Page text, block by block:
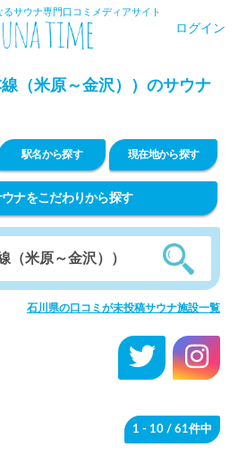
サウナ専門口コミメディアサイト
ログイン
（米原～金沢））のサウナ
駅名から探す 現在地から探す
ナをこだわりから探す
石川県の口コミが未投稿サウナ施設一覧
1 - 10 / 61件中